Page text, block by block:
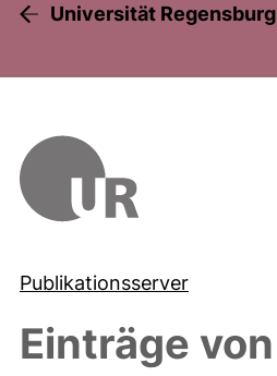
Universität Regensburg
Publikationsserver
Einträge von